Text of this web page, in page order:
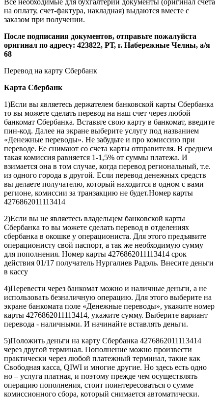
Все необходимые для бухгалтерии документы (оригинал счета
на оплату, счет-фактура, накладная) выдаются вместе с
заказом при получении.
После подписания документов, отправьте пожалуйста
оригинал по адресу: 423822, РТ, г. Набережные Челны, а/я
68
Перевод на карту Сбербанк
Карта Сбербанк
1)Если вы являетесь держателем банковской карты Сбербанка
то вы можете сделать перевод на наш счет через любой
банкомат Сбербанка. Вставьте свою карту в банкомат, введите
пин-код. Далее на экране выберите услугу под названием
«Денежные переводы». Не забудьте и про комиссию при
переводе. Ее снимают со счета карты отправителя. В среднем
такая комиссия равняется 1-1,5% от суммы платежа. И
взимается она в том случае, когда перевод региональный, т.е.
из одного города в другой. Если перевод денежных средств
вы делаете получателю, который находится в одном с вами
регионе, комиссии за транзакцию не будет.Номер карты
4276862011113414
2)Если вы не являетесь владельцем банковской карты
Сбербанка то вы можете сделать перевод в отделениях
сбербанка в окошке у операциониста. Для этого предъявите
операционисту свой паспорт, а так же необходимую сумму
для пополнения. Номер карты 4276862011113414 срок
действия 01/17 получатель Нургалиев Радэль. Внесите деньги
в кассу
4)Перевести через банкомат можно и наличные деньги, а не
использовать безналичную операцию. Для этого выберите на
экране банкомата поле «Денежные переводы», укажите номер
карты 4276862011113414, укажите сумму. Выберите вариант
перевода - наличными. И начинайте вставлять деньги.
5)Положить деньги на карту Сбербанка 4276862011113414
через другой терминал. Пополнение можно произвести
практически через любой платежный терминал, такие как
Свободная касса, QIWI и многие другие. Но здесь есть одно
но – услуга платная, и поэтому прежде чем осуществлять
операцию пополнения, стоит поинтересоваться о сумме
комиссионного сбора, который снимается автоматически.